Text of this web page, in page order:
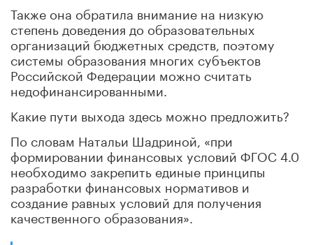
Также она обратила внимание на низкую
степень доведения до образовательных
организаций бюджетных средств, поэтому
системы образования многих субъектов
Российской Федерации можно считать
недофинансированными.
Какие пути выхода здесь можно предложить?
По словам Натальи Шадриной, «при
формировании финансовых условий ФГОС 4.0
необходимо закрепить единые принципы
разработки финансовых нормативов и
создание равных условий для получения
качественного образования».